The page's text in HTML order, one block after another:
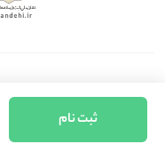
ثبت نام
راهنمای استفاده